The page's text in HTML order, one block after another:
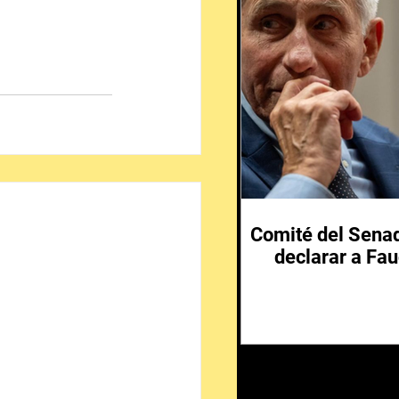
Comité del
declarar a